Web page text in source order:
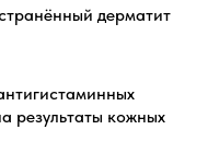
дерматит
результаты кожных